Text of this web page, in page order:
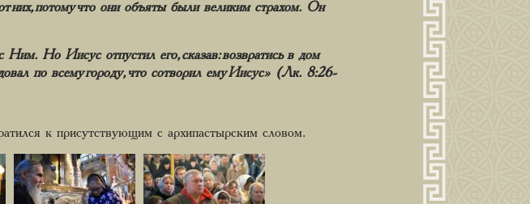
них, потому что они объяты были великим страхом. Он
Но Иисус отпустил его, сказав: возвратись в дом
по всему городу, что сотворил ему Иисус» (Лк. 8:26-
к присутствующим с архипастырским словом.